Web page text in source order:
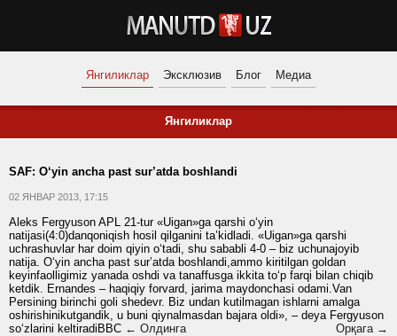
Янгиликлар Эксклюзив Блог Медиа
Янгиликлар
SAF: O‘yin ancha past sur’atda boshlandi
02 ЯНВАР 2013, 17:15
Aleks Fergyuson APL 21-tur «Uigan»ga qarshi o‘yin
natijasi(4:0)danqoniqish hosil qilganini ta’kidladi. «Uigan»ga qarshi
uchrashuvlar har doim qiyin o‘tadi, shu sababli 4-0 – biz uchunajoyib
natija. O‘yin ancha past sur’atda boshlandi,ammo kiritilgan goldan
keyinfaolligimiz yanada oshdi va tanaffusga ikkita to‘p farqi bilan chiqib
ketdik. Ernandes – haqiqiy forvard, jarima maydonchasi odami.Van
Persining birinchi goli shedevr. Biz undan kutilmagan ishlarni amalga
oshirishinikutgandik, u buni qiynalmasdan bajara oldi», – deya Fergyuson
so‘zlarini keltiradiBBC ← Олдинга Орқага →